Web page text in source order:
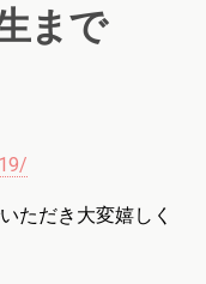
まで
ただき大変嬉しく